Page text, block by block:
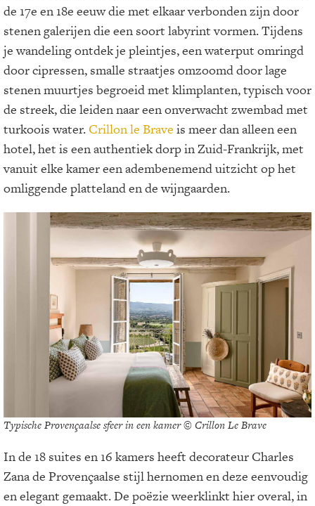
de 17e en 18e eeuw die met elkaar verbonden zijn door
stenen galerijen die een soort labyrint vormen. Tijdens
je wandeling ontdek je pleintjes, een waterput omringd
door cipressen, smalle straatjes omzoomd door lage
stenen muurtjes begroeid met klimplanten, typisch voor
de streek, die leiden naar een onverwacht zwembad met
turkoois water.Crillon le Brave is meer dan alleen een
hotel, het is een authentiek dorp in Zuid-Frankrijk, met
vanuit elke kamer een adembenemend uitzicht op het
omliggende platteland en de wijngaarden.
Typische Provençaalse sfeer in een kamer © Crillon Le Brave
In de 18 suites en 16 kamers heeft decorateur Charles
Zana de Provençaalse stijl hernomen en deze eenvoudig
en elegant gemaakt. De poëzie weerklinkt hier overal, in